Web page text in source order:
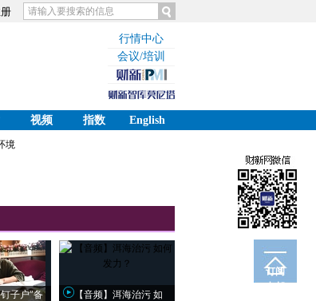
行情中心
会议/培训
视频 指数
English
境
订阅
电邮
子户”备
【音频】洱海治污 如